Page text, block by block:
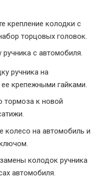
крепление колодки с
торцовых головок.
с автомобиля.
ручника на
крепежными гайками.
тормоза к новой
колесо на автомобиль и
колодок ручника
автомобиля.